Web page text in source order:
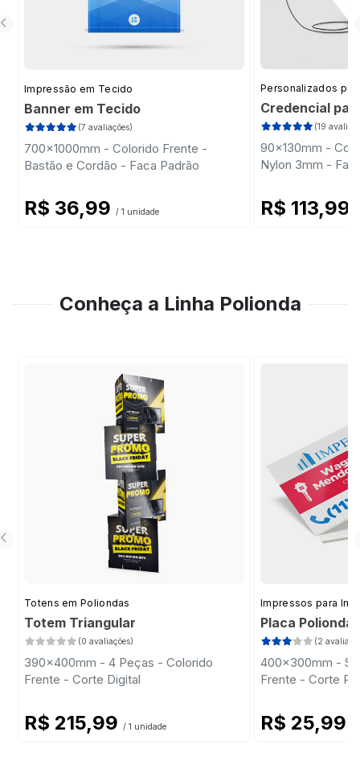
Impressão em Tecido
Banner em Tecido
(7 avaliações)
700x1000mm - Colorido Frente -
Bastão e Cordão - Faca Padrão
R$ 36,99 / 1 unidade
Personalizados
Credencial
(19
90x130mm -
Nylon 3mm -
R$ 113,99
Conheça a Linha Polionda
Totens em Poliondas
Totem Triangular
(0 avaliações)
390x400mm - 4 Peças - Colorido
Frente - Corte Digital
R$ 215,99 / 1 unidade
Impressos para
Placa Polionda
(2
400x300mm -
Frente - Corte
R$ 25,99